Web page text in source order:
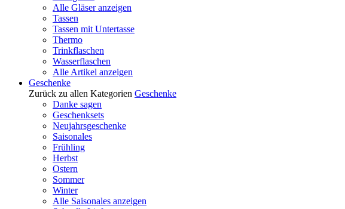
Alle Gläser anzeigen
Tassen
Tassen mit Untertasse
Thermo
Trinkflaschen
Wasserflaschen
Alle Artikel anzeigen
Geschenke
Zurück zu allen Kategorien Geschenke
Danke sagen
Geschenksets
Neujahrsgeschenke
Saisonales
Frühling
Herbst
Ostern
Sommer
Winter
Alle Saisonales anzeigen